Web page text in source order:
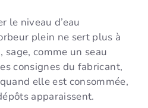
le niveau d’eau
plein ne sert plus à
comme un seau
consignes du fabricant,
elle est consommée,
apparaissent.